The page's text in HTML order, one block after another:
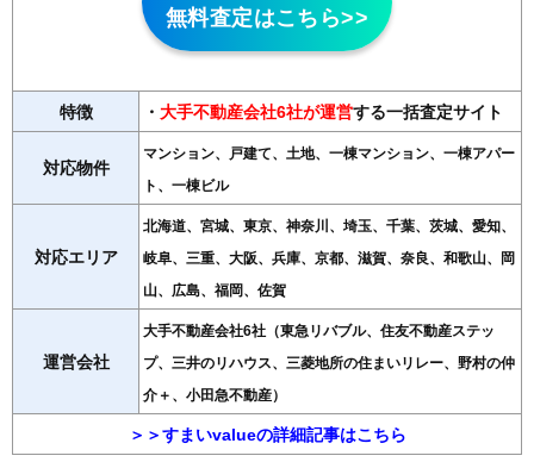
無料査定はこちら>>
特徴 ・ 大手不動産会社6社が運営する一括査定サイト
対応物件
マンション、戸建て、土地、一棟マンション、一棟アパー
ト、一棟ビル
対応エリア
北海道、宮城、東京、神奈川、埼玉、千葉、茨城、愛知、
岐阜、三重、大阪、兵庫、京都、滋賀、奈良、和歌山、岡
山、広島、福岡、佐賀
運営会社
大手不動産会社6社（東急リバブル、住友不動産ステッ
プ、三井のリハウス、三菱地所の住まいリレー、野村の仲
介＋、小田急不動産）
＞＞すまいvalueの詳細記事はこちら